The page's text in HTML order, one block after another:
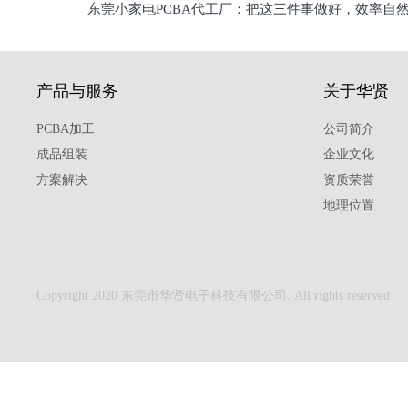
东莞小家电PCBA代工厂：把这三件事做好，效率自
产品与服务
PCBA加工
成品组装
方案解决
关于华贤
公司简介
企业文化
资质荣誉
地理位置
Copyright 2020 东莞市华贤电子科技有限公司. All rights reserved